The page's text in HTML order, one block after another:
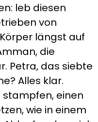
leb diesen
von
längst auf
die
Petra, das siebte
Alles klar.
stampfen, einen
wie in einem